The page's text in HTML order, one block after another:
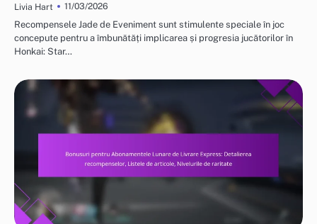
Livia Hart
11/03/2026
Recompensele Jade de Eveniment sunt stimulente speciale în joc
concepute pentru a îmbunătăți implicarea și progresia jucătorilor în
Honkai: Star…